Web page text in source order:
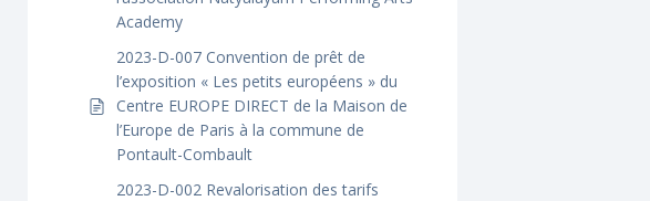
Academy
2023-D-007 Convention de prêt de
l’exposition « Les petits européens » du
Centre EUROPE DIRECT de la Maison de
l’Europe de Paris à la commune de
Pontault-Combault
2023-D-002 Revalorisation des tarifs